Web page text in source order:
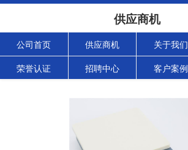
供应商机
公司首页 供应商机 关于我们
荣誉认证 招聘中心 客户案例